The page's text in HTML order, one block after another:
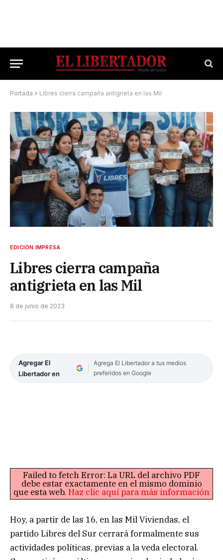
Portada » Libres cierra campaña antigrieta en las Mil
EDICIÓN IMPRESA
Libres cierra campaña
antigrieta en las Mil
8 de junio de 2023
Agregar El
Libertador en
Agrega El Libertador a tus medios
preferidos en Google
Failed to fetch Error: La URL del archivo PDF
debe estar exactamente en el mismo dominio
que esta web. Haz clic aquí para más información
Hoy, a partir de las 16, en las Mil Viviendas, el
partido Libres del Sur cerrará formalmente sus
actividades políticas, previas a la veda electoral.